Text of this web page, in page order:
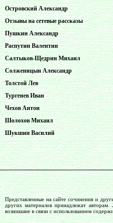
Островский Александр
Отзывы на сетевые рассказы
Пушкин Александр
Распутин Валентин
Салтыков-Щедрин Михаил
Солженицын Александр
Толстой Лев
Тургенев Иван
Чехов Антон
Шолохов Михаил
Шукшин Василий
Представленные на сайте сочинения и
других материалов принадлежат авторам.
возникшие в связи с использованием